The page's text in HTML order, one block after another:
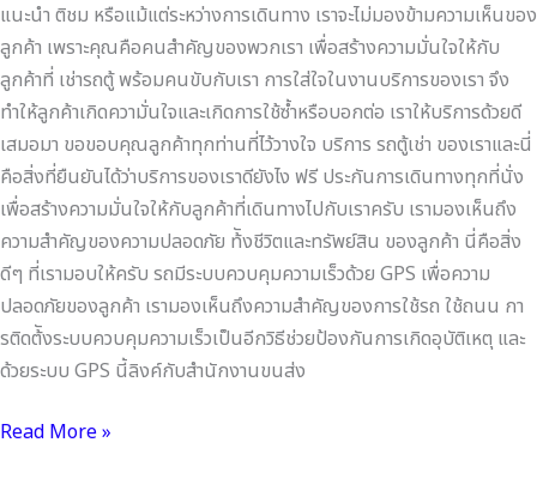
แนะนำ ติชม หรือแม้แต่ระหว่างการเดินทาง เราจะไม่มองข้ามความเห็นของ
ลูกค้า เพราะคุณคือคนสำคัญของพวกเรา เพื่อสร้างความมั่นใจให้กับ
ลูกค้าที่ เช่ารถตู้ พร้อมคนขับกับเรา การใส่ใจในงานบริการของเรา จึง
ทำให้ลูกค้าเกิดความั่นใจและเกิดการใช้ซ้ำหรือบอกต่อ เราให้บริการด้วยดี
เสมอมา ขอขอบคุณลูกค้าทุกท่านที่ไว้วางใจ บริการ รถตู้เช่า ของเราและนี่
คือสิ่งที่ยืนยันได้ว่าบริการของเราดียังไง ฟรี ประกันการเดินทางทุกที่นั่ง
เพื่อสร้างความมั่นใจให้กับลูกค้าที่เดินทางไปกับเราครับ เรามองเห็นถึง
ความสำคัญของความปลอดภัย ท้ังชีวิตและทรัพย์สิน ของลูกค้า นี่คือสิ่ง
ดีๆ ที่เรามอบให้ครับ รถมีระบบควบคุมความเร็วด้วย GPS เพื่อความ
ปลอดภัยของลูกค้า เรามองเห็นถึงความสำคัญของการใช้รถ ใช้ถนน กา
รติดต้ังระบบควบคุมความเร็วเป็นอีกวิธีช่วยป้องกันการเกิดอุบัติเหตุ และ
ด้วยระบบ GPS นี้ลิงค์กับสำนักงานขนส่ง
Read More »